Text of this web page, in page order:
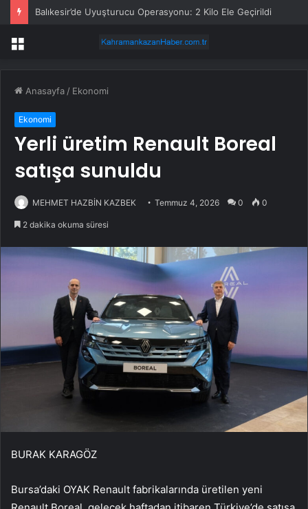
Balıkesir’de Uyuşturucu Operasyonu: 2 Kilo Ele Geçirildi
Menü
Anasayfa / Ekonomi
Ekonomi
Yerli üretim Renault Boreal
satışa sunuldu
MEHMET HAZBİN KAZBEK Temmuz 4, 2026 0 0
2 dakika okuma süresi
BURAK KARAGÖZ
Bursa’daki OYAK Renault fabrikalarında üretilen yeni